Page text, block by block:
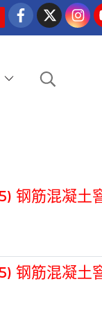
钢筋混凝
钢筋混凝